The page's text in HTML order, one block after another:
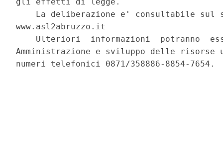
La deliberazione e' consultabile sul
www.asl2abruzzo.it
Ulteriori  informazioni  potranno
Amministrazione e sviluppo delle
numeri telefonici 0871/358886-8854-7654.